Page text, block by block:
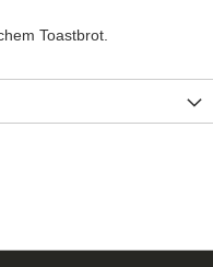
Toastbrot.